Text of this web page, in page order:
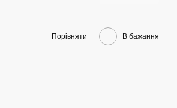
Порівняти В бажання